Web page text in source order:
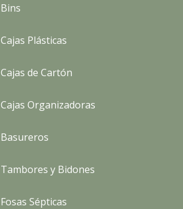
Bins
Cajas Plásticas
Cajas de Cartón
Cajas Organizadoras
Basureros
Tambores y Bidones
Fosas Sépticas